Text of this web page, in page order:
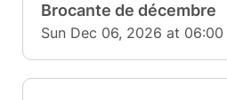
Brocante de décembre
Sun Dec 06, 2026 at 06:00